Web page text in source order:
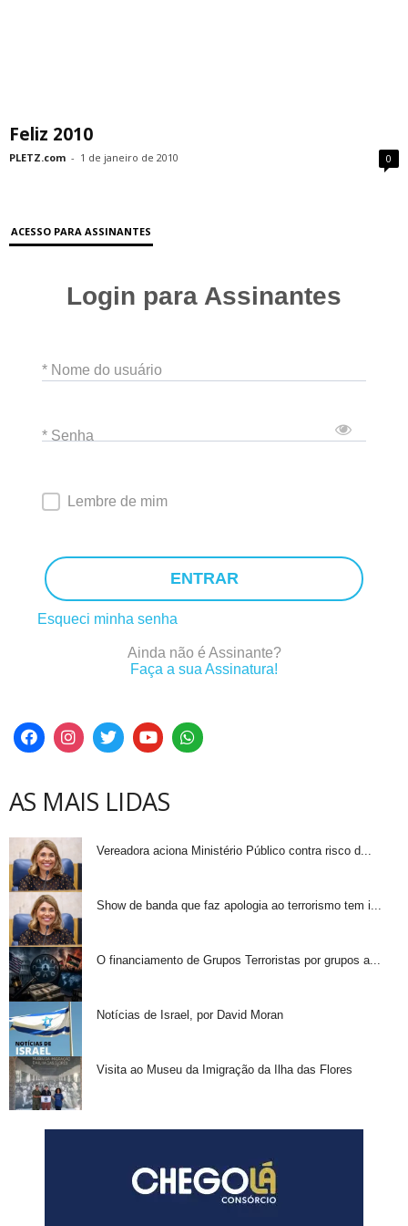
Feliz 2010
PLETZ.com - 1 de janeiro de 2010 0
ACESSO PARA ASSINANTES
Login para Assinantes
* Nome do usuário
* Senha
Lembre de mim
ENTRAR
Esqueci minha senha
Ainda não é Assinante?
Faça a sua Assinatura!
AS MAIS LIDAS
Vereadora aciona Ministério Público contra risco d...
Show de banda que faz apologia ao terrorismo tem i...
O financiamento de Grupos Terroristas por grupos a...
Notícias de Israel, por David Moran
Visita ao Museu da Imigração da Ilha das Flores